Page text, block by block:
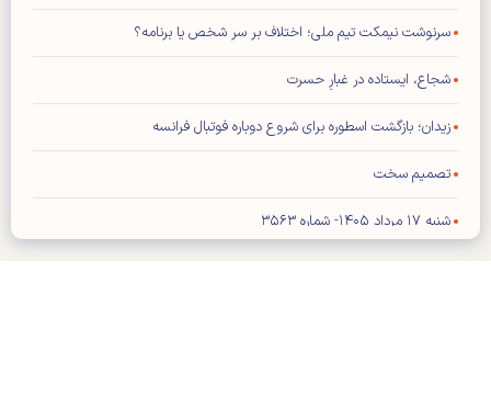
سرنوشت نیمکت تیم ملی؛ اختلاف بر سر شخص یا برنامه؟
شجاع، ایستاده در غبارِ حسرت
زیدان؛ بازگشت اسطوره برای شروع دوباره فوتبال فرانسه
تصمیم سخت
شنبه ۱۷ مرداد ۱۴۰۵- شماره ۳۵۶۳